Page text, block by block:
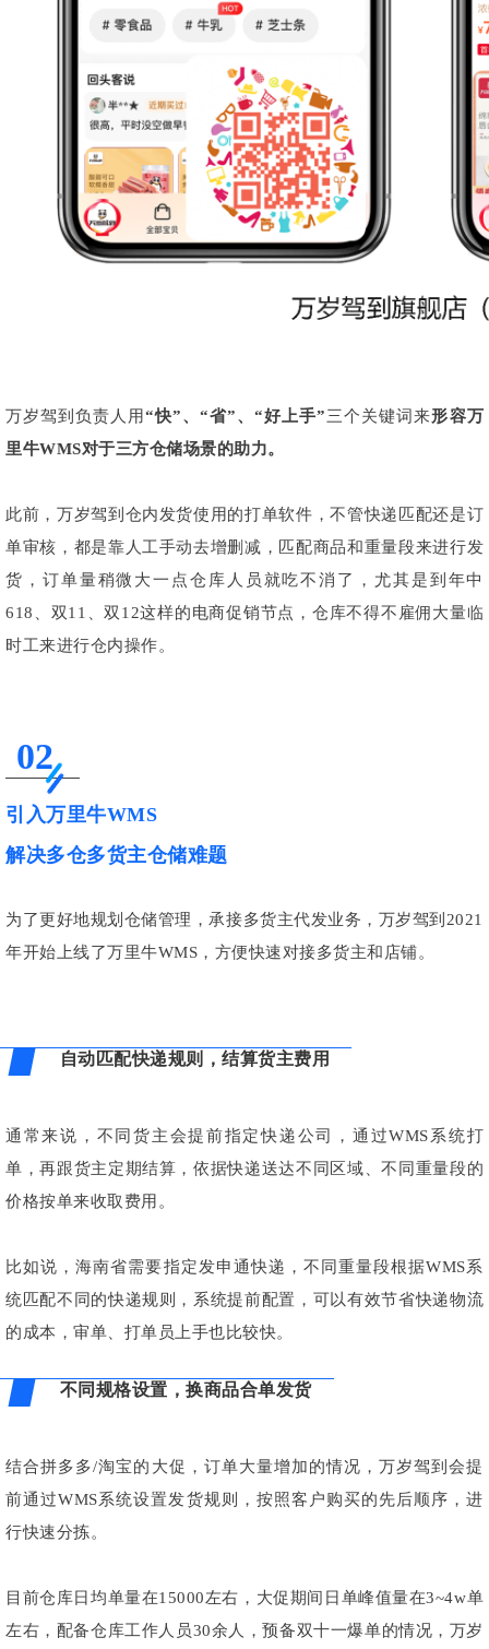
万岁驾到负责人用“快”、“省”、“好上手”三个关键词来形容万
里牛WMS对于三方仓储场景的助力。
此前，万岁驾到仓内发货使用的打单软件，不管快递匹配还是订
单审核，都是靠人工手动去增删减，匹配商品和重量段来进行发
货，订单量稍微大一点仓库人员就吃不消了，尤其是到年中
618、双11、双12这样的电商促销节点，仓库不得不雇佣大量临
时工来进行仓内操作。
02
引入万里牛WMS
解决多仓多货主仓储难题
为了更好地规划仓储管理，承接多货主代发业务，万岁驾到2021
年开始上线了万里牛WMS，方便快速对接多货主和店铺。
自动匹配快递规则，结算货主费用
通常来说，不同货主会提前指定快递公司，通过WMS系统打
单，再跟货主定期结算，依据快递送达不同区域、不同重量段的
价格按单来收取费用。
比如说，海南省需要指定发申通快递，不同重量段根据WMS系
统匹配不同的快递规则，系统提前配置，可以有效节省快递物流
的成本，审单、打单员上手也比较快。
不同规格设置，换商品合单发货
结合拼多多/淘宝的大促，订单大量增加的情况，万岁驾到会提
前通过WMS系统设置发货规则，按照客户购买的先后顺序，进
行快速分拣。
目前仓库日均单量在15000左右，大促期间日单峰值量在3~4w单
左右，配备仓库工作人员30余人，预备双十一爆单的情况，万岁